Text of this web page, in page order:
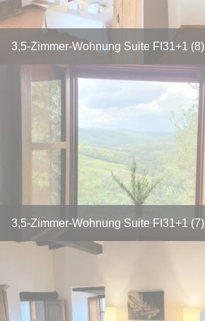
3,5-Zimmer-Wohnung Suite FI31+1 (8)
3,5-Zimmer-Wohnung Suite FI31+1 (7)